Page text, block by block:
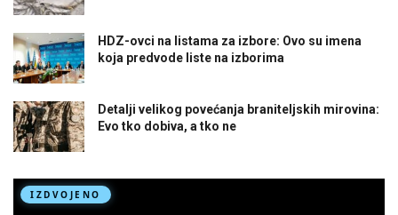
HDZ-ovci na listama za izbore: Ovo su imena
koja predvode liste na izborima
Detalji velikog povećanja braniteljskih mirovina:
Evo tko dobiva, a tko ne